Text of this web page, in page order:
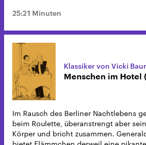
25:21 Minuten
Klassiker von Vicki
Menschen im Hotel
Im Rausch des Berliner Nachtlebens
beim Roulette, überanstrengt aber
Körper und bricht zusammen.